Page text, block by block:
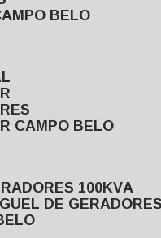
BELO
CAMPO BELO
100KVA
DE